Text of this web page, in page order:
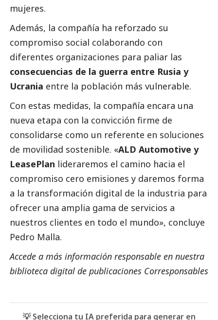
mujeres.
Además, la compañía ha reforzado su
compromiso social colaborando con
diferentes organizaciones para paliar las
consecuencias de la guerra entre Rusia y
Ucrania entre la población más vulnerable.
Con estas medidas, la compañía encara una
nueva etapa con la convicción firme de
consolidarse como un referente en soluciones
de movilidad sostenible. «ALD Automotive y
LeasePlan lideraremos el camino hacia el
compromiso cero emisiones y daremos forma
a la transformación digital de la industria para
ofrecer una amplia gama de servicios a
nuestros clientes en todo el mundo», concluye
Pedro Malla.
Accede a más información responsable en nuestra
biblioteca digital de publicaciones Corresponsables
💡 Selecciona tu IA preferida para generar en